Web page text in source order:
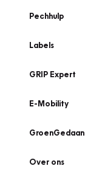
Pechhulp
Labels
GRIP Expert
E-Mobility
GroenGedaan
Over ons